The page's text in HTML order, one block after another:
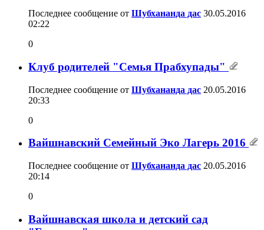
Последнее сообщение от Шубхананда дас 30.05.2016
02:22
0
Клуб родителей "Семья Прабхупады"
Последнее сообщение от Шубхананда дас 20.05.2016
20:33
0
Вайшнавский Семейный Эко Лагерь 2016
Последнее сообщение от Шубхананда дас 20.05.2016
20:14
0
Вайшнавская школа и детский сад